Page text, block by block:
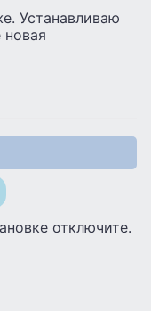
Устанавливаю
новая
отключите.